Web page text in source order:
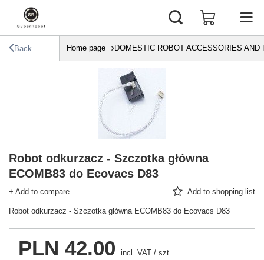
Back Home page DOMESTIC ROBOT ACCESSORIES AND
Robot odkurzacz - Szczotka główna
ECOMB83 do Ecovacs D83
+ Add to compare Add to shopping list
Robot odkurzacz - Szczotka główna ECOMB83 do Ecovacs D83
PLN 42.00 incl. VAT / szt.